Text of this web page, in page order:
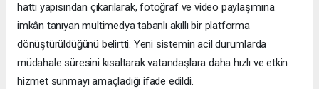
hattı yapısından çıkarılarak, fotoğraf ve video paylaşımına
imkân tanıyan multimedya tabanlı akıllı bir platforma
dönüştürüldüğünü belirtti. Yeni sistemin acil durumlarda
müdahale süresini kısaltarak vatandaşlara daha hızlı ve etkin
hizmet sunmayı amaçladığı ifade edildi.